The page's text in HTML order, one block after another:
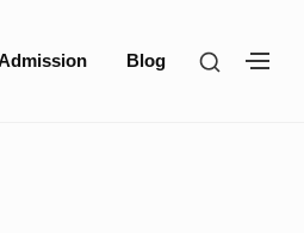
Blog
SHOW